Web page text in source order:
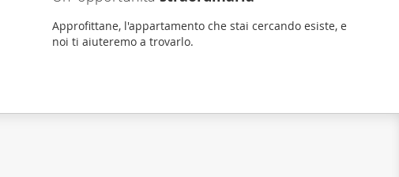
Approfittane, l'appartamento che stai cercando esiste, e
noi ti aiuteremo a trovarlo.